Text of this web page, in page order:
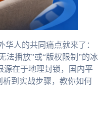
人的共同痛点就来了：
法播放”或“版权限制”的冰
源在于地理封锁，国内平
到实战步骤，教你如何